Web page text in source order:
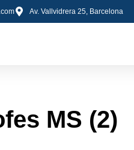
Av. Vallvidrera 25, Barcelona
MS (2)